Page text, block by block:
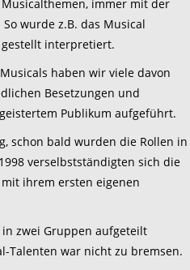
immer mit der
wurde z.B. das Musical
interpretiert.
haben wir viele davon
Besetzungen und
Publikum aufgeführt.
schon bald wurden die Rollen in
verselbstständigten sich die
ihrem ersten eigenen
in zwei Gruppen aufgeteilt
Talenten war nicht zu bremsen.